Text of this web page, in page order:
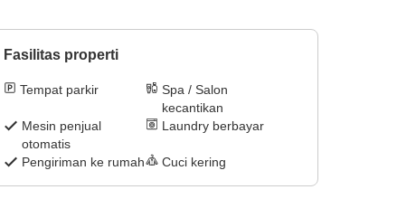
Fasilitas properti
Tempat parkir
Spa / Salon
kecantikan
Mesin penjual
otomatis
Laundry berbayar
Pengiriman ke rumah Cuci kering